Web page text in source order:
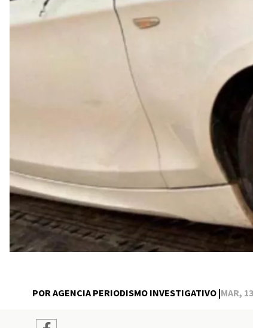
POR AGENCIA PERIODISMO INVESTIGATIVO |MAR,